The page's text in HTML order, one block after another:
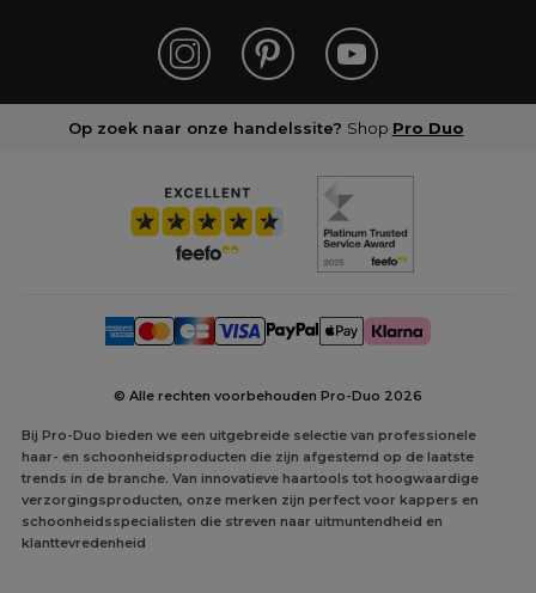
Op zoek naar onze handelssite? Shop Pro Duo
© Alle rechten voorbehouden Pro-Duo 2026
Bij Pro-Duo bieden we een uitgebreide selectie van professionele
haar- en schoonheidsproducten die zijn afgestemd op de laatste
trends in de branche. Van innovatieve haartools tot hoogwaardige
verzorgingsproducten, onze merken zijn perfect voor kappers en
schoonheidsspecialisten die streven naar uitmuntendheid en
klanttevredenheid